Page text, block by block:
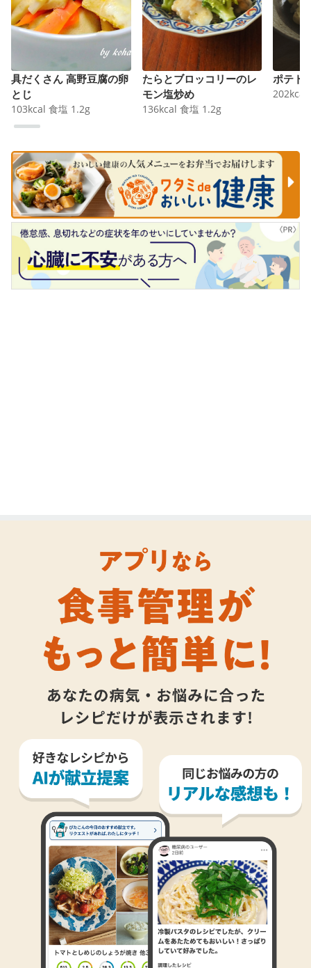
具だくさん 高野豆腐の卵
とじ
103kcal 食塩 1.2g
たらとブロッコリーのレ
モン塩炒め
136kcal 食塩 1.2g
ポテト
202kcal